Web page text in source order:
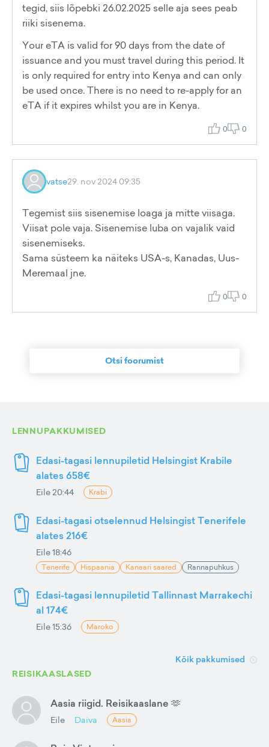
tegid, siis lõpebki 26.02.2025 selle aja sees peab
riiki sisenema.
Your eTA is valid for 90 days from the date of
issuance and you must travel during this period. It
is only required for entry into Kenya and can only
be used once. There is no need to re-apply for an
eTA if it expires whilst you are in Kenya.
0 0
vatse29. nov 2024 09:35
Tegemist siis sisenemise loaga ja mitte viisaga.
Viisat pole vaja. Sisenemise luba on vajalik vaid
sisenemiseks.
Sama süsteem ka näiteks USA-s, Kanadas, Uus-
Meremaal jne.
0 0
Otsi foorumist
LENNUPAKKUMISED
Edasi-tagasi lennupiletid Helsingist Krabile
alates 658€
Eile 20:44 Krabi
Edasi-tagasi otselennud Helsingist Tenerifele
alates 216€
Eile 18:46
Tenerife Hispaania Kanaari saared Rannapuhkus
Edasi-tagasi lennupiletid Tallinnast Marrakechi
al 174€
Eile 15:36 Maroko
Kõik pakkumised
REISIKAASLASED
Aasia riigid. Reisikaaslane 🫶
Eile Daiva Aasia